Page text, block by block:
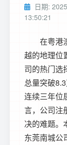
日期:
13:50:21
在粤港
越的地理位
司的热门选
总量突破
连续三年位
言，公司注
决的难题。
东莞南城公